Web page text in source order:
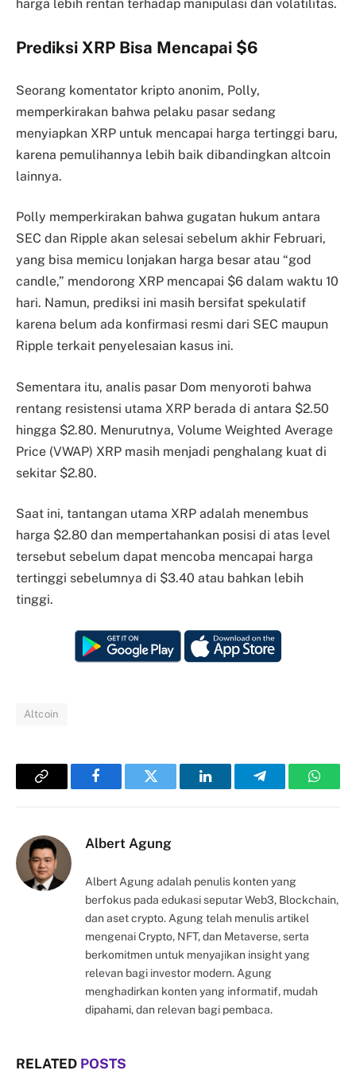
harga lebih rentan terhadap manipulasi dan volatilitas.
Prediksi XRP Bisa Mencapai $6
Seorang komentator kripto anonim, Polly,
memperkirakan bahwa pelaku pasar sedang
menyiapkan XRP untuk mencapai harga tertinggi baru,
karena pemulihannya lebih baik dibandingkan altcoin
lainnya.
Polly memperkirakan bahwa gugatan hukum antara
SEC dan Ripple akan selesai sebelum akhir Februari,
yang bisa memicu lonjakan harga besar atau “god
candle,” mendorong XRP mencapai $6 dalam waktu 10
hari. Namun, prediksi ini masih bersifat spekulatif
karena belum ada konfirmasi resmi dari SEC maupun
Ripple terkait penyelesaian kasus ini.
Sementara itu, analis pasar Dom menyoroti bahwa
rentang resistensi utama XRP berada di antara $2.50
hingga $2.80. Menurutnya, Volume Weighted Average
Price (VWAP) XRP masih menjadi penghalang kuat di
sekitar $2.80.
Saat ini, tantangan utama XRP adalah menembus
harga $2.80 dan mempertahankan posisi di atas level
tersebut sebelum dapat mencoba mencapai harga
tertinggi sebelumnya di $3.40 atau bahkan lebih
tinggi.
Altcoin
Copy
FacebookTwitter LinkedInTelegram
Albert Agung
Albert Agung adalah penulis konten yang
berfokus pada edukasi seputar Web3, Blockchain,
dan aset crypto. Agung telah menulis artikel
mengenai Crypto, NFT, dan Metaverse, serta
berkomitmen untuk menyajikan insight yang
relevan bagi investor modern. Agung
menghadirkan konten yang informatif, mudah
dipahami, dan relevan bagi pembaca.
RELATED POSTS